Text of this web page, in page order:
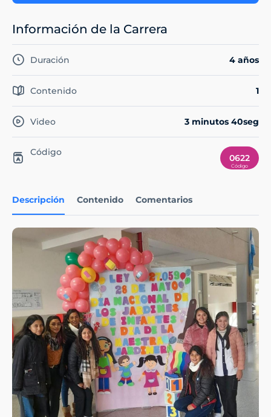
Descripción Contenido Comentarios
Información de la Carrera
Duración 4 años
Contenido 1
Video 3 minutos 40seg
Código
0622